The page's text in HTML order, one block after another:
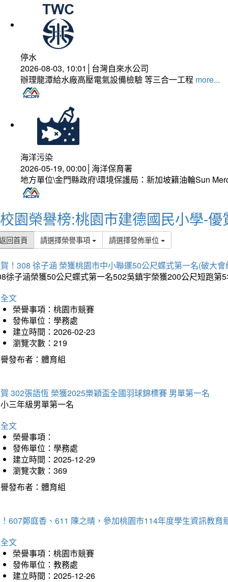
停水
2026-08-03, 10:01│台灣自來水公司
辦理龍潭給水廠高壓電氣設備檢驗 等三合一工程 more...
海洋污染
2026-05-19, 00:00│海洋保育署
地方單位\金門縣政府\環境保護局：新加坡籍油輪Sun
校園榮譽榜:桃園市建德國民小學-優
回首頁 請選擇榮譽事項 請選擇發佈單位
！308 徐子涵 榮獲桃園市中小聯運50公尺蝶式第一名(破大會
徐子涵榮獲50公尺蝶式第一名502吳鎮宇榮獲200公尺短跑
文
榮譽事項：桃園市競賽
發佈單位：學務處
建立時間：2026-02-23
瀏覽次數：219
發布者：體育組
302張語恆 榮獲2025樂穎盃全國羽球錦標賽 男單第一名
三年級男單第一名
文
榮譽事項：
發佈單位：學務處
建立時間：2025-12-29
瀏覽次數：369
發布者：體育組
607鄭庭香、611 陳之晴，參加桃園市114年度學生資訊教育
文
榮譽事項：桃園市競賽
發佈單位：教務處
建立時間：2025-12-26